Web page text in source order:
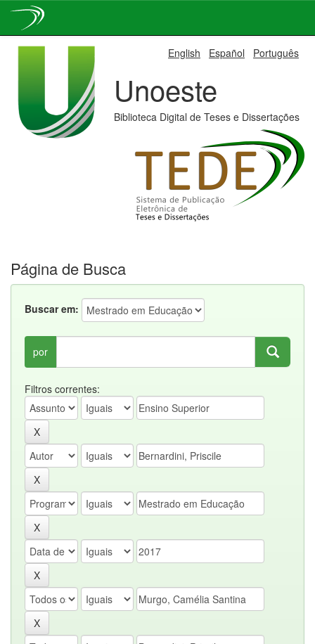
English Español Português
Unoeste
Biblioteca Digital de Teses e Dissertações
Página de Busca
Buscar em:
por
Filtros correntes: